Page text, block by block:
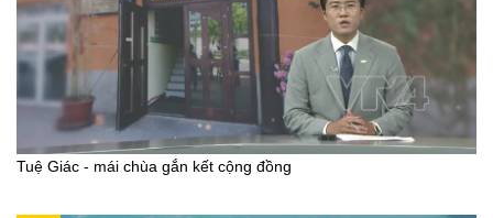
Tuệ Giác - mái chùa gắn kết cộng đồng